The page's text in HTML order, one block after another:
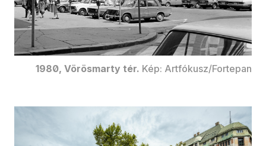
1980, Vörösmarty tér. Kép: Artfókusz/Fortepan